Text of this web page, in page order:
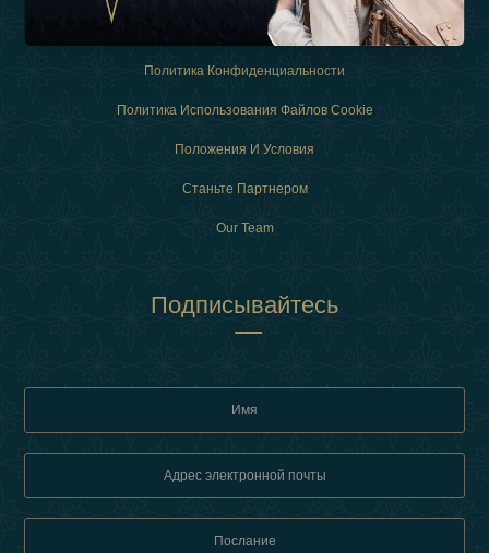
Связаться
Политика Конфиденциальности
Политика Использования Файлов Cookie
Положения И Условия
Станьте Партнером
Our Team
Подписывайтесь